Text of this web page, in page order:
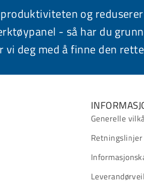
og
- så har du
vi deg med å finne den
Generelle